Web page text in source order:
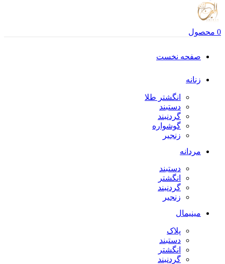
0 محصول
صفحه نخست
زنانه
انگشتر طلا
دستبند
گردنبند
گوشواره
زنجیر
مردانه
دستبند
انگشتر
گردنبند
زنجیر
مینیمال
پلاک
دستبند
انگشتر
گردنبند